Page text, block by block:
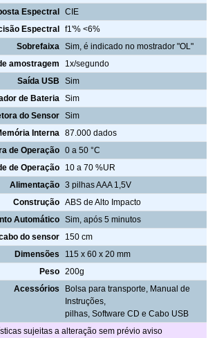
Espectral CIE
Espectral f1'% <6%
Sobrefaixa Sim, é indicado no mostrador "OL"
amostragem
1x/segundo
Saída USB
Sim
de Bateria Sim
do Sensor Sim
Interna 87.000 dados
de Operação 0 a 50 °C
de Operação
10 a 70 %UR
Alimentação 3 pilhas AAA 1,5V
Construção ABS de Alto Impacto
Automático Sim, após 5 minutos
do sensor
150 cm
Dimensões
115 x 60 x 20 mm
Peso 200g
Acessórios
Bolsa para transporte, Manual de
Instruções,
pilhas, Software CD e Cabo USB
sujeitas a alteração sem prévio aviso